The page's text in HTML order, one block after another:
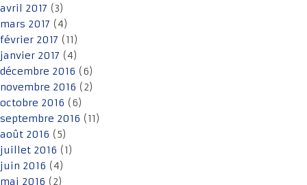
avril 2017 (3)
mars 2017 (4)
février 2017 (11)
janvier 2017 (4)
décembre 2016 (6)
novembre 2016 (2)
octobre 2016 (6)
septembre 2016 (11)
août 2016 (5)
juillet 2016 (1)
juin 2016 (4)
mai 2016 (2)